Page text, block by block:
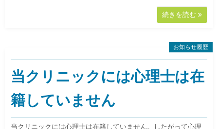
続きを読む
当クリニックには心理士は在
籍していません
当クリニックには心理士は在籍していません。したがって心理
お知らせ履歴